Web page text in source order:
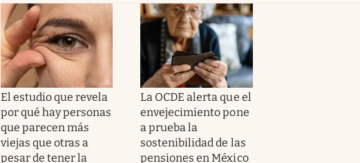
El estudio que revela
por qué hay personas
que parecen más
viejas que otras a
pesar de tener la
La OCDE alerta que el
envejecimiento pone
a prueba la
sostenibilidad de las
pensiones en México